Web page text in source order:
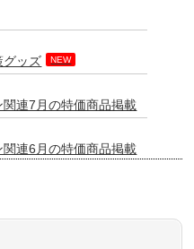
グッズ NEW
関連7月の特価商品掲載
関連6月の特価商品掲載